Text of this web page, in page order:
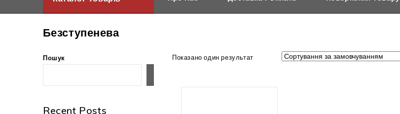
Безступенева
Показано один результат
Пошук
Recent Posts